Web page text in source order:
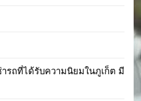
รถที่ได้รับความนิยมในภูเก็ต มี